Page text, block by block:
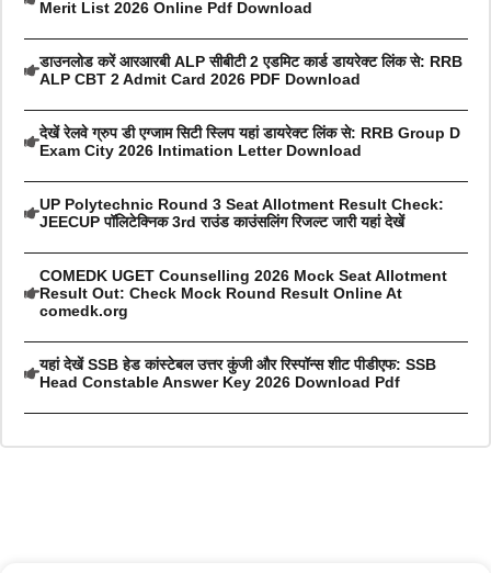
Merit List 2026 Online Pdf Download
डाउनलोड करें आरआरबी ALP सीबीटी 2 एडमिट कार्ड डायरेक्ट लिंक से: RRB
ALP CBT 2 Admit Card 2026 PDF Download
देखें रेलवे ग्रुप डी एग्जाम सिटी स्लिप यहां डायरेक्ट लिंक से: RRB Group D
Exam City 2026 Intimation Letter Download
UP Polytechnic Round 3 Seat Allotment Result Check:
JEECUP पॉलिटेक्निक 3rd राउंड काउंसलिंग रिजल्ट जारी यहां देखें
COMEDK UGET Counselling 2026 Mock Seat Allotment
Result Out: Check Mock Round Result Online At
comedk.org
यहां देखें SSB हेड कांस्टेबल उत्तर कुंजी और रिस्पॉन्स शीट पीडीएफ: SSB
Head Constable Answer Key 2026 Download Pdf